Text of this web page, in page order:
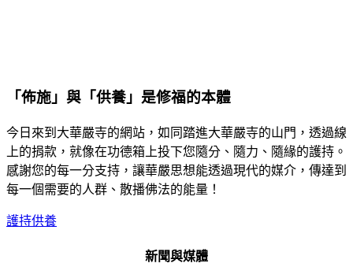
「佈施」與「供養」是修福的本體
今日來到大華嚴寺的網站，如同踏進大華嚴寺的山門，透過線
上的捐款，就像在功德箱上投下您隨分、隨力、隨緣的護持。
感謝您的每一分支持，讓華嚴思想能透過現代的媒介，傳達到
每一個需要的人群、散播佛法的能量！
護持供養
新聞與媒體